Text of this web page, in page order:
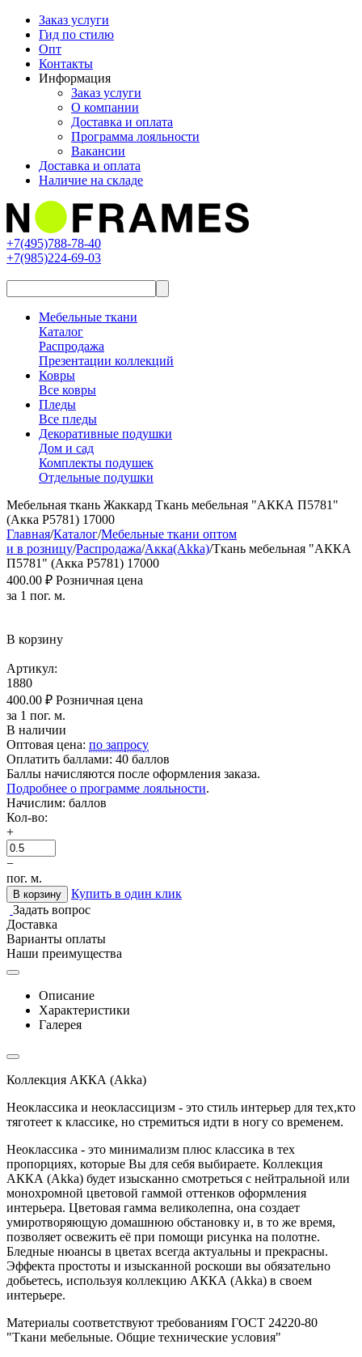
Заказ услуги
Гид по стилю
Опт
Контакты
Информация
Заказ услуги
О компании
Доставка и оплата
Программа лояльности
Вакансии
Доставка и оплата
Наличие на складе
+7(495)788-78-40
+7(985)224-69-03
Мебельные ткани
Каталог
Распродажа
Презентации коллекций
Ковры
Все ковры
Пледы
Все пледы
Декоративные подушки
Дом и сад
Комплекты подушек
Отдельные подушки
Мебельная ткань Жаккард Ткань мебельная "АККА П5781"
(Aкка Р5781) 17000
Главная/Каталог/Мебельные ткани оптом
и в розницу/Распродажа/Акка(Akka)/Ткань мебельная "АККА
П5781" (Aкка Р5781) 17000
400.00 ₽ Розничная цена
за 1 пог. м.
В корзину
Артикул:
1880
400.00 ₽ Розничная цена
за 1 пог. м.
В наличии
Оптовая цена: по запросу
Оплатить баллами: 40 баллов
Баллы начисляются после оформления заказа.
Подробнее о программе лояльности.
Начислим: баллов
Кол-во:
+
−
пог. м.
В корзину
Купить в один клик
Задать вопрос
Доставка
Варианты оплаты
Наши преимущества
Описание
Характеристики
Галерея
Коллекция АККА (Akka)
Неоклассика и неоклассицизм - это стиль интерьер для тех,кто
тяготеет к классике, но стремиться идти в ногу со временем.
Неоклассика - это минимализм плюс классика в тех
пропорциях, которые Вы для себя выбираете. Коллекция
АККА (Akka) будет изысканно смотреться с нейтральной или
монохромной цветовой гаммой оттенков оформления
интерьера. Цветовая гамма великолепна, она создает
умиротворяющую домашнюю обстановку и, в то же время,
позволяет освежить её при помощи рисунка на полотне.
Бледные нюансы в цветах всегда актуальны и прекрасны.
Эффекта простоты и изысканной роскоши вы обязательно
добьетесь, используя коллекцию АККА (Akka) в своем
интерьере.
Материалы соответствуют требованиям ГОСТ 24220-80
"Ткани мебельные. Общие технические условия"